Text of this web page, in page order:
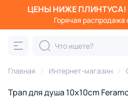
ЦЕНЫ НИЖЕ ПЛИНТУСА!
Горячая распродажа
Главная Интернет-магазин
Трап для душа 10x10cm